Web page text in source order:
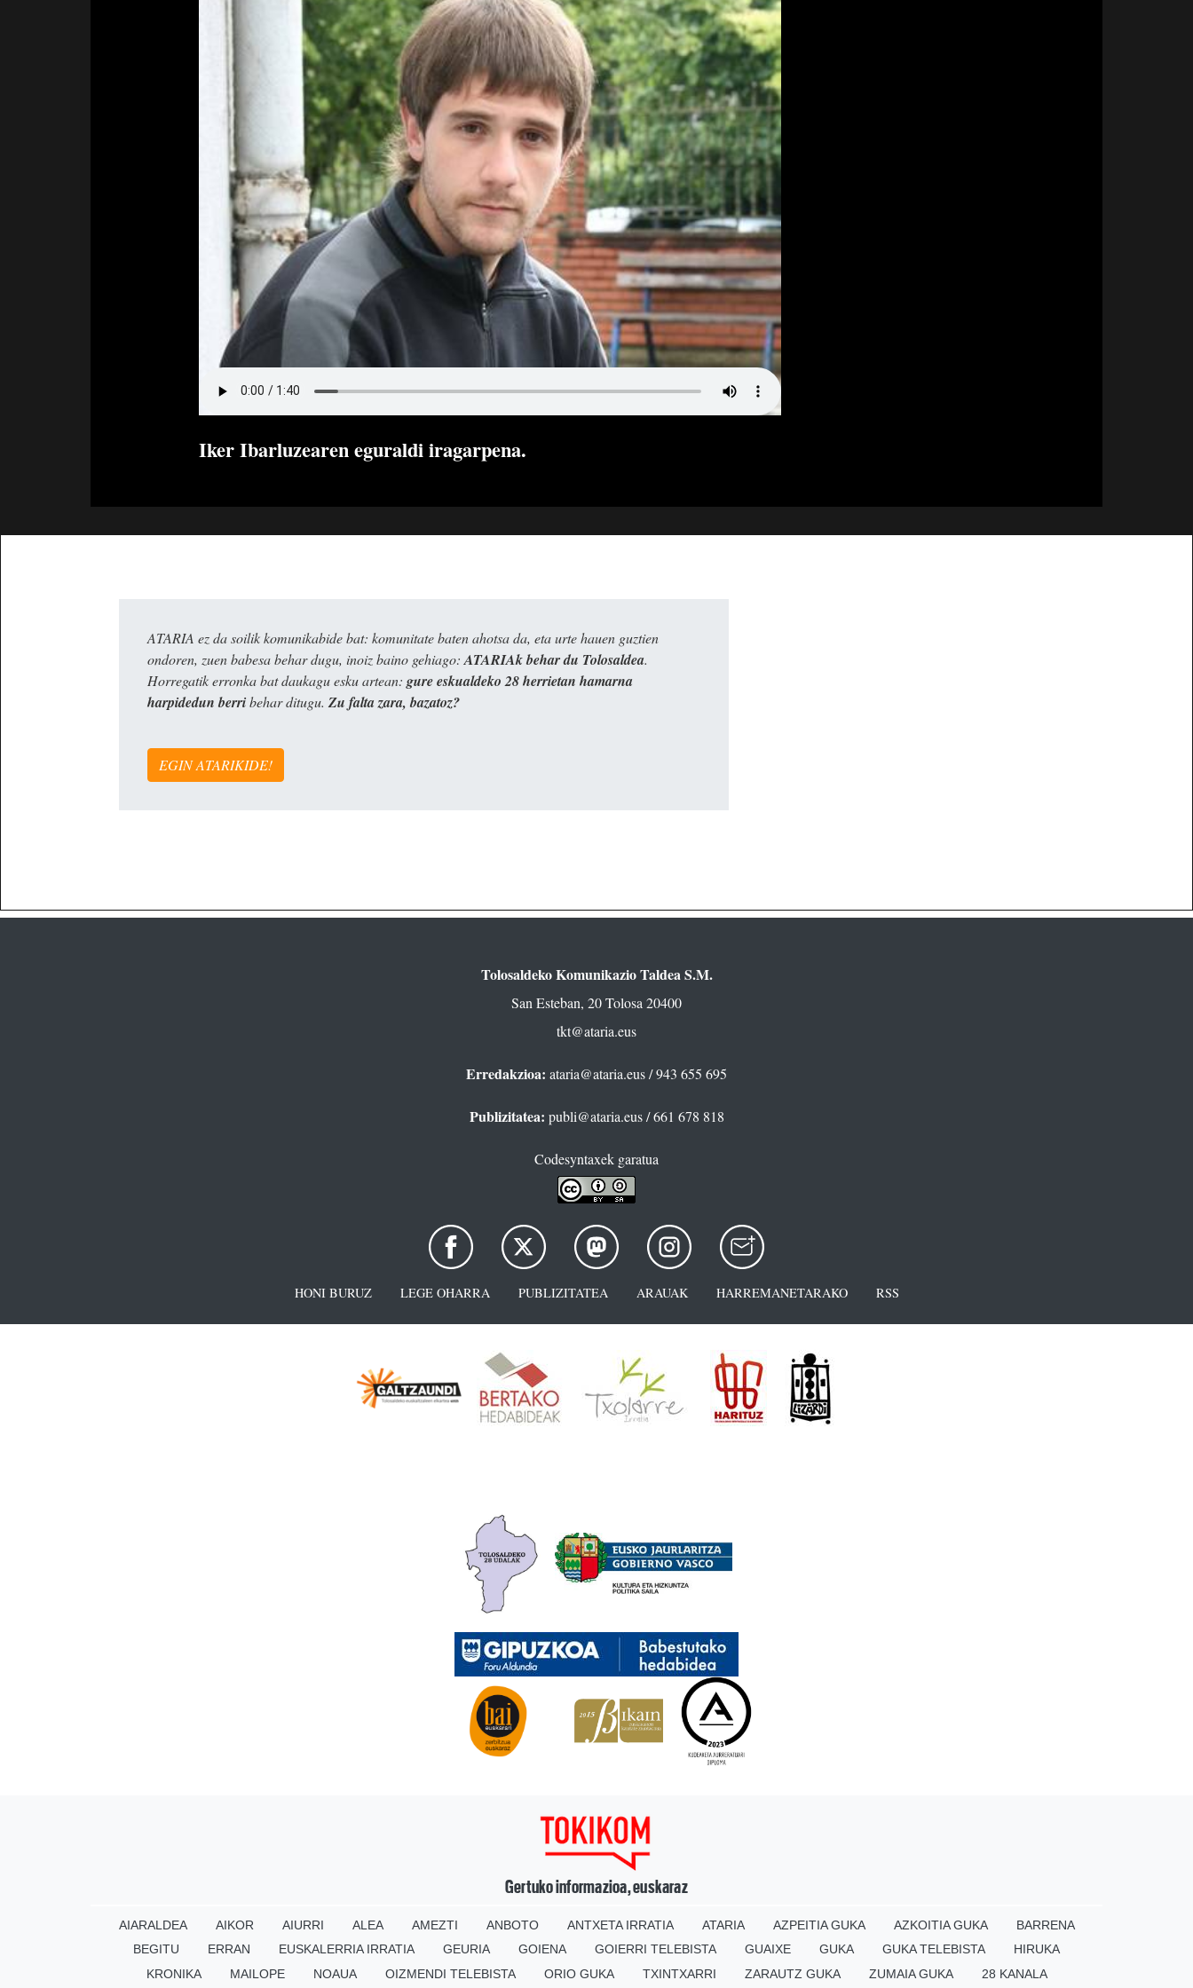
Iker Ibarluzearen eguraldi iragarpena.
ATARIA ez da soilik komunikabide bat: komunitate baten ahotsa da, eta urte hauen guztien
ondoren, zuen babesa behar dugu, inoiz baino gehiago: ATARIAk behar du Tolosaldea.
Horregatik erronka bat daukagu esku artean: gure eskualdeko 28 herrietan hamarna
harpidedun berribehar ditugu. Zu falta zara, bazatoz?
EGIN ATARIKIDE!
Tolosaldeko Komunikazio Taldea S.M.
San Esteban, 20 Tolosa 20400
tkt@ataria.eus
Erredakzioa: ataria@ataria.eus/ 943 655 695
Publizitatea: publi@ataria.eus/ 661 678 818
Codesyntaxek garatua
HONI BURUZ LEGE OHARRA PUBLIZITATEA ARAUAK HARREMANETARAKO RSS
Gertuko informazioa, euskaraz
AIARALDEA AIKOR AIURRI ALEA AMEZTI ANBOTO ANTXETA IRRATIA ATARIA AZPEITIA GUKA AZKOITIA GUKA
BARRENA
BEGITU
ERRAN EUSKALERRIA IRRATIA GEURIA GOIENA GOIERRI TELEBISTA GUAIXE GUKA GUKA TELEBISTA
HIRUKA
KRONIKA
MAILOPE NOAUA OIZMENDI TELEBISTA ORIO GUKA TXINTXARRI ZARAUTZ GUKA ZUMAIA GUKA 28 KANALA